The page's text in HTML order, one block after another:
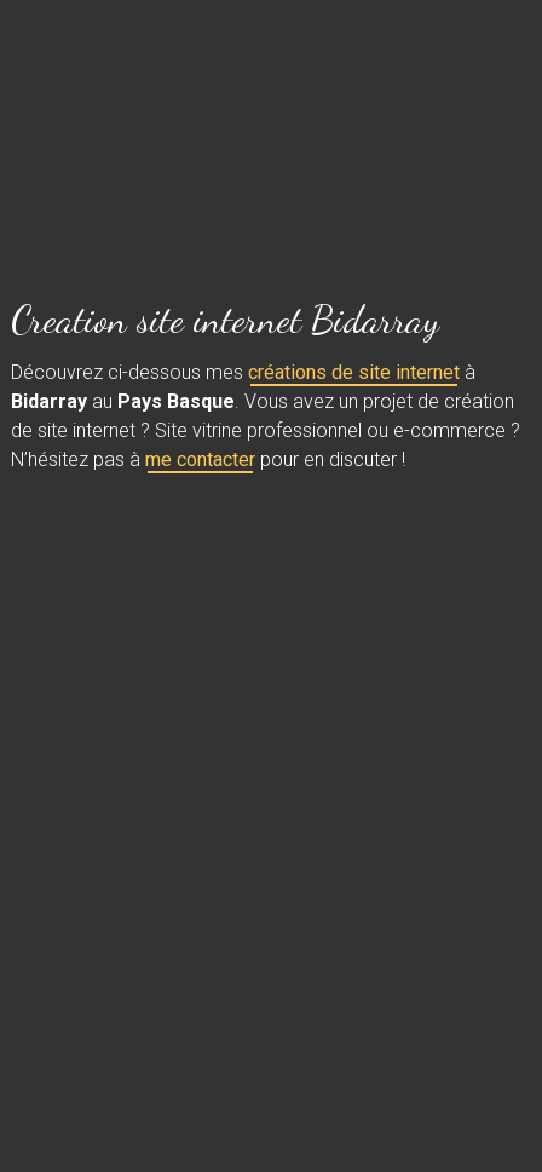
Creation site internet Bidarray
Découvrez ci-dessous mes créations de site internetà
Bidarrayau Pays Basque . Vous avez un projet de création
de site internet ? Site vitrine professionnel ou e-commerce ?
N’hésitez pas à me contacterpour en discuter !